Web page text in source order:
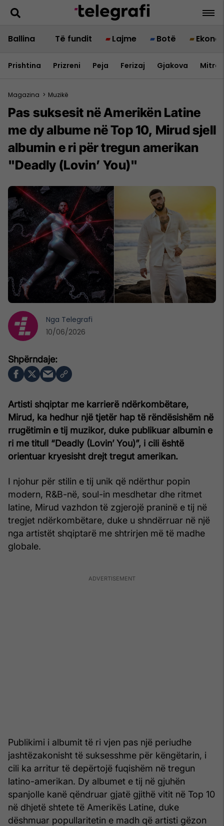
Ballina Të fundit Lajme Botë
Prishtina Prizreni Peja Ferizaj Gjakova
Magazina > Muzikë
Pas suksesit në Amerikën Latine
me dy albume në Top 10, Mirud sjell
albumin e ri për tregun amerikan
"Deadly (Lovin’ You)"
Artisti shqiptar me karrierë ndërkombëtare,
Mirud, ka hedhur një tjetër hap të rëndësishëm në
rrugëtimin e tij muzikor, duke publikuar albumin e
ri me titull “Deadly (Lovin’ You)”, i cili është
orientuar kryesisht drejt tregut amerikan.
I njohur për stilin e tij unik që ndërthur popin
modern, R&B-në, soul-in mesdhetar dhe ritmet
latine, Mirud vazhdon të zgjerojë praninë e tij në
tregjet ndërkombëtare, duke u shndërruar në një
nga artistët shqiptarë me shtrirjen më të madhe
globale.
Publikimi i albumit të ri vjen pas një periudhe
jashtëzakonisht të suksesshme për këngëtarin, i
cili ka arritur të depërtojë fuqishëm në tregun
latino-amerikan. Dy albumet e tij në gjuhën
spanjolle kanë qëndruar gjatë gjithë vitit në Top 10
në dhjetë shtete të Amerikës Latine, duke
dëshmuar popullaritetin e madh që artisti gëzon
Nga Telegrafi
10/06/2026